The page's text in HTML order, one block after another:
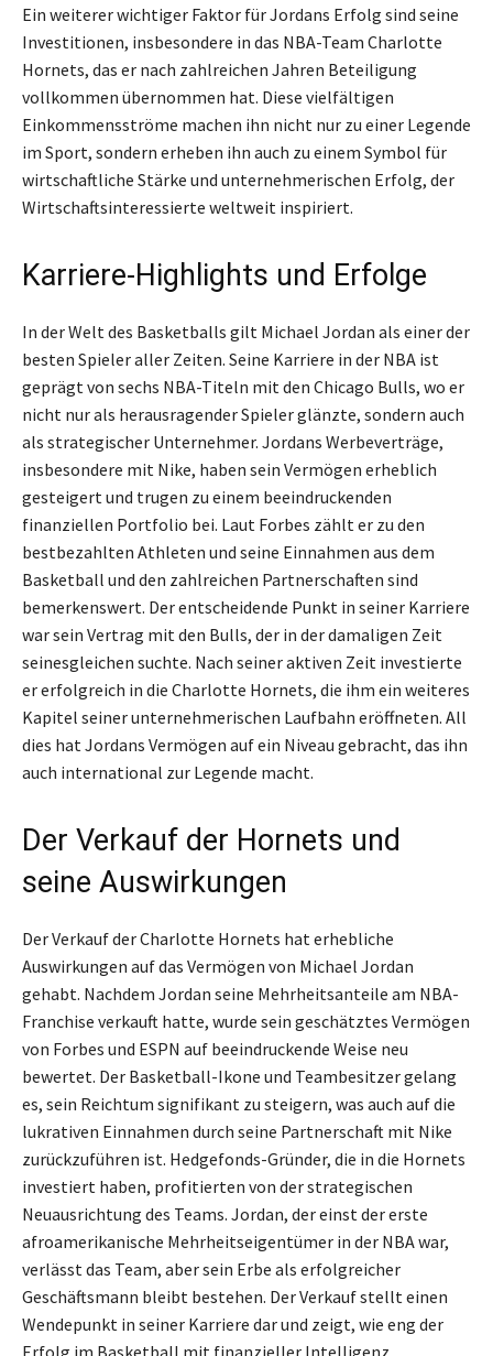
Ein weiterer wichtiger Faktor für Jordans Erfolg sind seine
Investitionen, insbesondere in das NBA-Team Charlotte
Hornets, das er nach zahlreichen Jahren Beteiligung
vollkommen übernommen hat. Diese vielfältigen
Einkommensströme machen ihn nicht nur zu einer Legende
im Sport, sondern erheben ihn auch zu einem Symbol für
wirtschaftliche Stärke und unternehmerischen Erfolg, der
Wirtschaftsinteressierte weltweit inspiriert.
Karriere-Highlights und Erfolge
In der Welt des Basketballs gilt Michael Jordan als einer der
besten Spieler aller Zeiten. Seine Karriere in der NBA ist
geprägt von sechs NBA-Titeln mit den Chicago Bulls, wo er
nicht nur als herausragender Spieler glänzte, sondern auch
als strategischer Unternehmer. Jordans Werbeverträge,
insbesondere mit Nike, haben sein Vermögen erheblich
gesteigert und trugen zu einem beeindruckenden
finanziellen Portfolio bei. Laut Forbes zählt er zu den
bestbezahlten Athleten und seine Einnahmen aus dem
Basketball und den zahlreichen Partnerschaften sind
bemerkenswert. Der entscheidende Punkt in seiner Karriere
war sein Vertrag mit den Bulls, der in der damaligen Zeit
seinesgleichen suchte. Nach seiner aktiven Zeit investierte
er erfolgreich in die Charlotte Hornets, die ihm ein weiteres
Kapitel seiner unternehmerischen Laufbahn eröffneten. All
dies hat Jordans Vermögen auf ein Niveau gebracht, das ihn
auch international zur Legende macht.
Der Verkauf der Hornets und
seine Auswirkungen
Der Verkauf der Charlotte Hornets hat erhebliche
Auswirkungen auf das Vermögen von Michael Jordan
gehabt. Nachdem Jordan seine Mehrheitsanteile am NBA-
Franchise verkauft hatte, wurde sein geschätztes Vermögen
von Forbes und ESPN auf beeindruckende Weise neu
bewertet. Der Basketball-Ikone und Teambesitzer gelang
es, sein Reichtum signifikant zu steigern, was auch auf die
lukrativen Einnahmen durch seine Partnerschaft mit Nike
zurückzuführen ist. Hedgefonds-Gründer, die in die Hornets
investiert haben, profitierten von der strategischen
Neuausrichtung des Teams. Jordan, der einst der erste
afroamerikanische Mehrheitseigentümer in der NBA war,
verlässt das Team, aber sein Erbe als erfolgreicher
Geschäftsmann bleibt bestehen. Der Verkauf stellt einen
Wendepunkt in seiner Karriere dar und zeigt, wie eng der